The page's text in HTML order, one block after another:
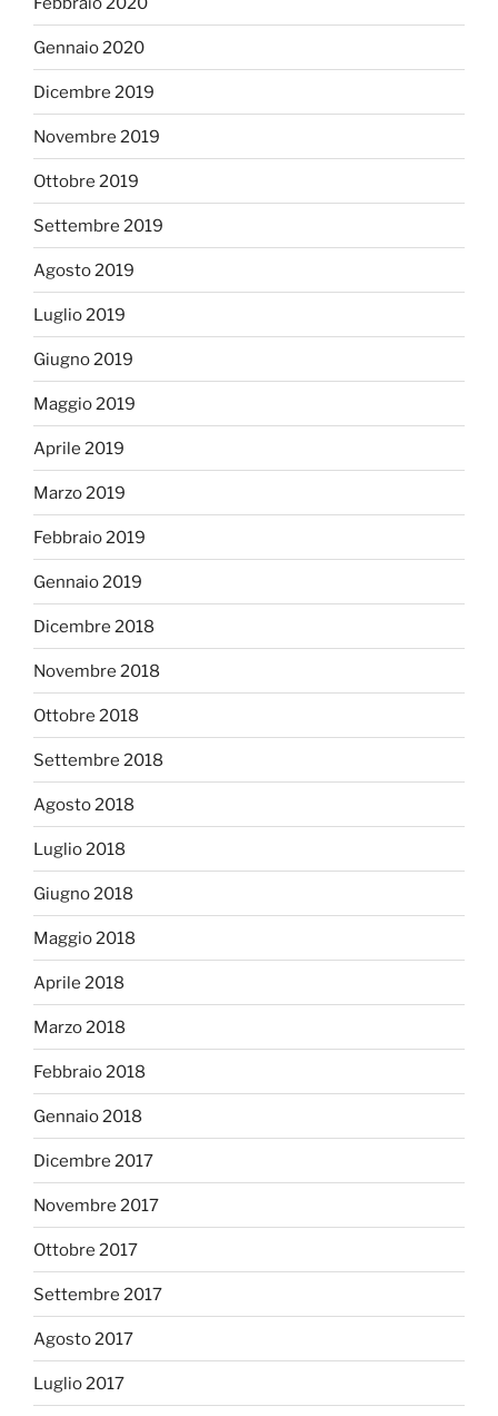
Gennaio 2020
Dicembre 2019
Novembre 2019
Ottobre 2019
Settembre 2019
Agosto 2019
Luglio 2019
Giugno 2019
Maggio 2019
Aprile 2019
Marzo 2019
Febbraio 2019
Gennaio 2019
Dicembre 2018
Novembre 2018
Ottobre 2018
Settembre 2018
Agosto 2018
Luglio 2018
Giugno 2018
Maggio 2018
Aprile 2018
Marzo 2018
Febbraio 2018
Gennaio 2018
Dicembre 2017
Novembre 2017
Ottobre 2017
Settembre 2017
Agosto 2017
Luglio 2017